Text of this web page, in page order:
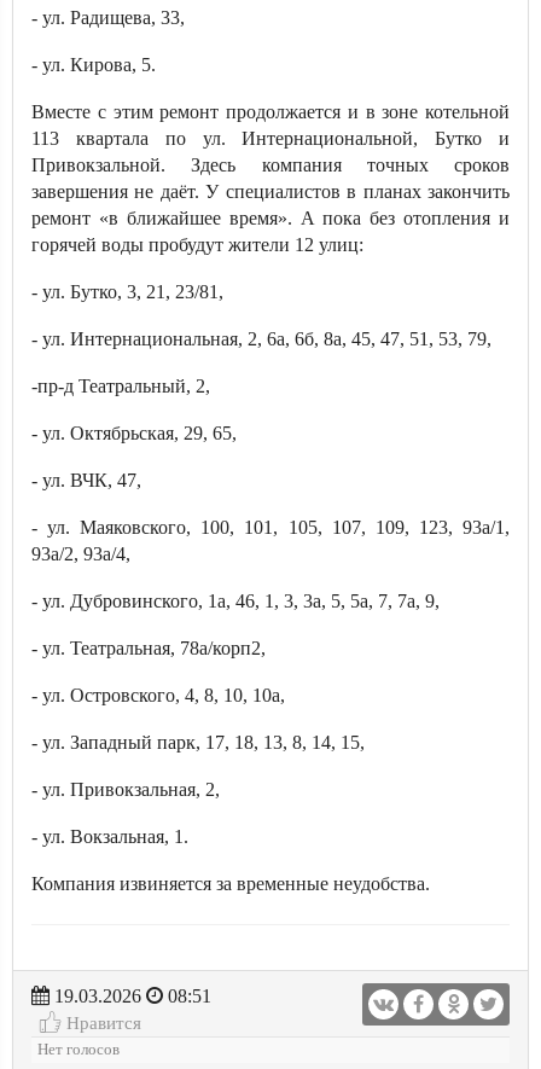
- ул. Радищева, 33,
- ул. Кирова, 5.
Вместе с этим ремонт продолжается и в зоне котельной
113 квартала по ул. Интернациональной, Бутко и
Привокзальной. Здесь компания точных сроков
завершения не даёт. У специалистов в планах закончить
ремонт «в ближайшее время». А пока без отопления и
горячей воды пробудут жители 12 улиц:
- ул. Бутко, 3, 21, 23/81,
- ул. Интернациональная, 2, 6а, 6б, 8а, 45, 47, 51, 53, 79,
-пр-д Театральный, 2,
- ул. Октябрьская, 29, 65,
- ул. ВЧК, 47,
- ул. Маяковского, 100, 101, 105, 107, 109, 123, 93а/1,
93а/2, 93а/4,
- ул. Дубровинского, 1а, 46, 1, 3, 3а, 5, 5а, 7, 7а, 9,
- ул. Театральная, 78а/корп2,
- ул. Островского, 4, 8, 10, 10а,
- ул. Западный парк, 17, 18, 13, 8, 14, 15,
- ул. Привокзальная, 2,
- ул. Вокзальная, 1.
Компания извиняется за временные неудобства.
19.03.2026
08:51
Нравится
Нет голосов